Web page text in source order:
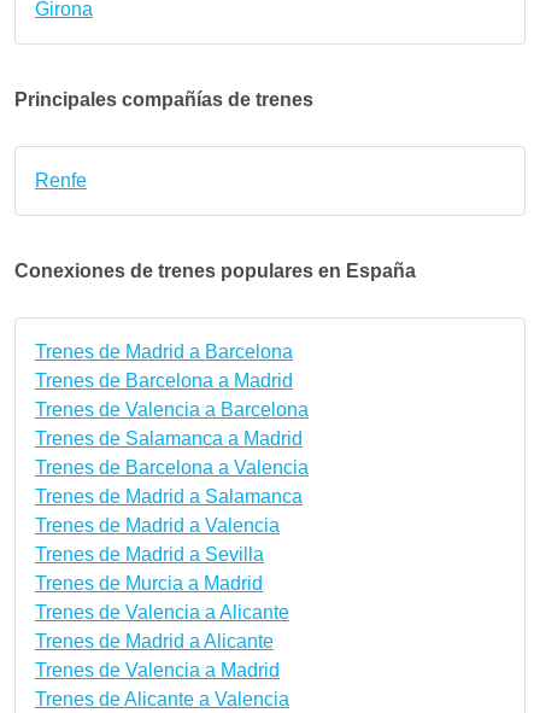
Girona
Principales compañías de trenes
Renfe
Conexiones de trenes populares en España
Trenes de Madrid a Barcelona
Trenes de Barcelona a Madrid
Trenes de Valencia a Barcelona
Trenes de Salamanca a Madrid
Trenes de Barcelona a Valencia
Trenes de Madrid a Salamanca
Trenes de Madrid a Valencia
Trenes de Madrid a Sevilla
Trenes de Murcia a Madrid
Trenes de Valencia a Alicante
Trenes de Madrid a Alicante
Trenes de Valencia a Madrid
Trenes de Alicante a Valencia